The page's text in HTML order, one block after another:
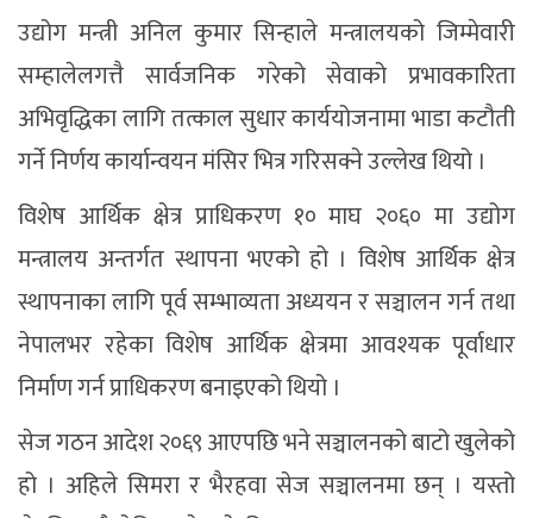
उद्योग मन्त्री अनिल कुमार सिन्हाले मन्त्रालयको जिम्मेवारी
सम्हालेलगत्तै सार्वजनिक गरेको सेवाको प्रभावकारिता
अभिवृद्धिका लागि तत्काल सुधार कार्ययोजनामा भाडा कटौती
गर्ने निर्णय कार्यान्वयन मंसिर भित्र गरिसक्ने उल्लेख थियो ।
विशेष आर्थिक क्षेत्र प्राधिकरण १० माघ २०६० मा उद्योग
मन्त्रालय अन्तर्गत स्थापना भएको हो । विशेष आर्थिक क्षेत्र
स्थापनाका लागि पूर्व सम्भाव्यता अध्ययन र सञ्चालन गर्न तथा
नेपालभर रहेका विशेष आर्थिक क्षेत्रमा आवश्यक पूर्वाधार
निर्माण गर्न प्राधिकरण बनाइएको थियो ।
सेज गठन आदेश २०६९ आएपछि भने सञ्चालनको बाटो खुलेको
हो । अहिले सिमरा र भैरहवा सेज सञ्चालनमा छन् । यस्तो